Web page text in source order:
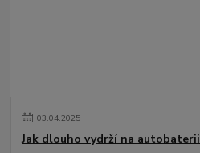
03.04.2025
Jak dlouho vydrží na